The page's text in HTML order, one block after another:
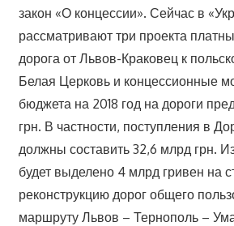
закон «О концессии». Сейчас в
рассматривают три проекта
дорога от Львов-Краковец к
Белая Церковь и концессионные
бюджета на 2018 год на дороги
грн. В частности, поступления в
должны составить 32,6 млрд грн.
будет выделено 4 млрд гривен на
реконструкцию дорог общего
маршруту Львов – Тернополь –